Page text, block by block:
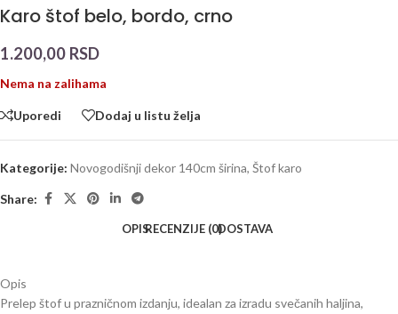
Karo štof belo, bordo, crno
1.200,00 RSD
Nema na zalihama
Uporedi Dodaj u listu želja
Kategorije: Novogodišnji dekor 140cm širina, Štof karo
Share:
OPISRECENZIJE (0)DOSTAVA
Opis
Prelep štof u prazničnom izdanju, idealan za izradu svečanih haljina,